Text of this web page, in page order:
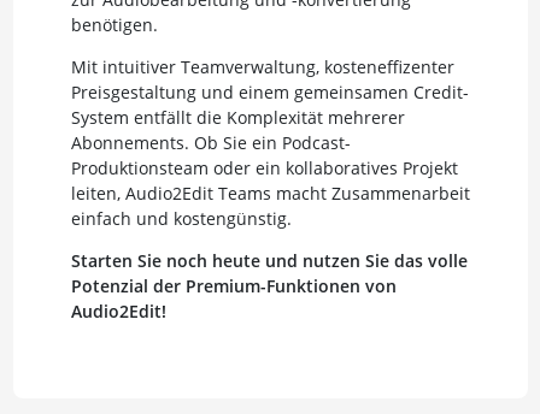
benötigen.
Mit intuitiver Teamverwaltung, kosteneffizenter
Preisgestaltung und einem gemeinsamen Credit-
System entfällt die Komplexität mehrerer
Abonnements. Ob Sie ein Podcast-
Produktionsteam oder ein kollaboratives Projekt
leiten, Audio2Edit Teams macht Zusammenarbeit
einfach und kostengünstig.
Starten Sie noch heute und nutzen Sie das volle
Potenzial der Premium-Funktionen von
Audio2Edit!